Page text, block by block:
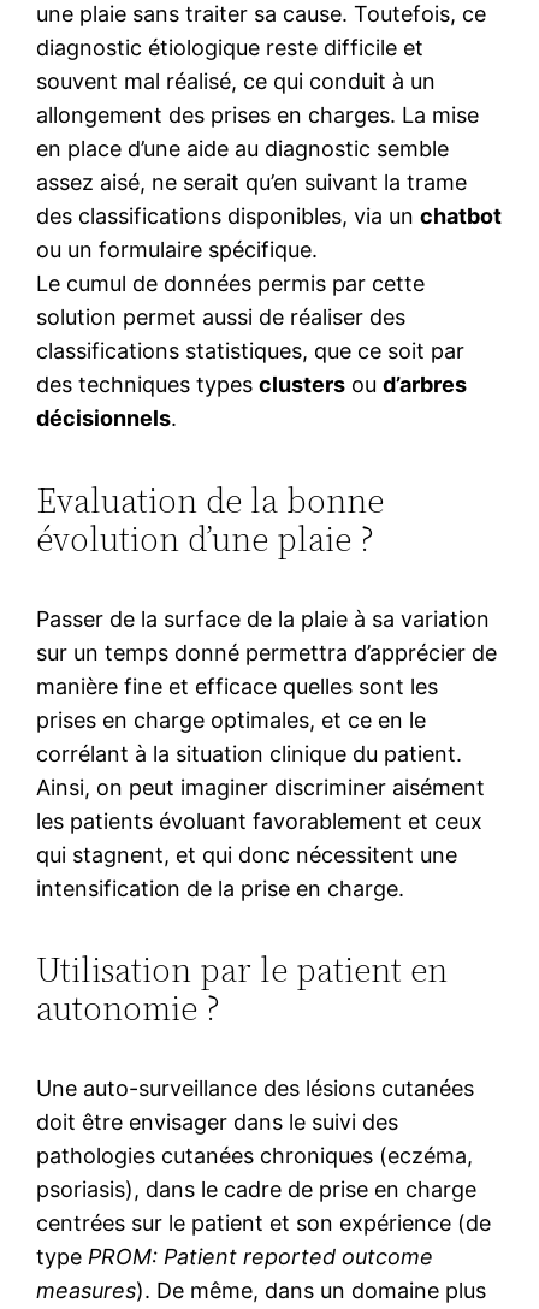
une plaie sans traiter sa cause. Toutefois, ce
diagnostic étiologique reste difficile et
souvent mal réalisé, ce qui conduit à un
allongement des prises en charges. La mise
en place d’une aide au diagnostic semble
assez aisé, ne serait qu’en suivant la trame
des classifications disponibles, via unchatbot
ou un formulaire spécifique.
Le cumul de données permis par cette
solution permet aussi de réaliser des
classifications statistiques, que ce soit par
des techniques typesclusters oud’arbres
décisionnels.
Evaluation de la bonne
évolution d’une plaie ?
Passer de la surface de la plaie à sa variation
sur un temps donné permettra d’apprécier de
manière fine et efficace quelles sont les
prises en charge optimales, et ce en le
corrélant à la situation clinique du patient.
Ainsi, on peut imaginer discriminer aisément
les patients évoluant favorablement et ceux
qui stagnent, et qui donc nécessitent une
intensification de la prise en charge.
Utilisation par le patient en
autonomie ?
Une auto-surveillance des lésions cutanées
doit être envisager dans le suivi des
pathologies cutanées chroniques (eczéma,
psoriasis), dans le cadre de prise en charge
centrées sur le patient et son expérience (de
typePROM: Patient reported outcome
measures). De même, dans un domaine plus